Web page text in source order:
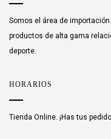
Somos el área de
productos de alta gama
deporte.
HORARIOS
Tienda Online. ¡Has tus